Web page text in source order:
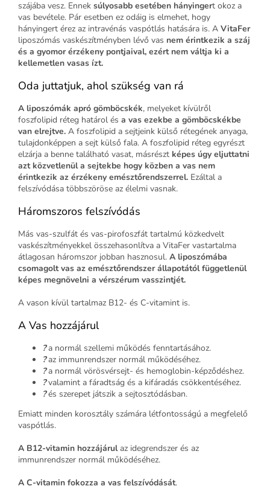
szájába vesz. Ennek súlyosabb esetében hányingert okoz a
vas bevétele. Pár esetben ez odáig is elmehet, hogy
hányingert érez az intravénás vaspótlás hatására is. A VitaFer
liposzómás vaskészítményben lévő vas nem érintkezik a száj
és a gyomor érzékeny pontjaival, ezért nem váltja ki a
kellemetlen vasas ízt.
Oda juttatjuk, ahol szükség van rá
A liposzómák apró gömböcskék, melyeket kívülről
foszfolipid réteg határol és a vas ezekbe a gömböcskékbe
van elrejtve. A foszfolipid a sejtjeink külső rétegének anyaga,
tulajdonképpen a sejt külső fala. A foszfolipid réteg egyrészt
elzárja a benne található vasat, másrészt képes úgy eljuttatni
azt közvetlenül a sejtekbe hogy közben a vas nem
érintkezik az érzékeny emésztőrendszerrel. Ezáltal a
felszívódása többszöröse az élelmi vasnak.
Háromszoros felszívódás
Más vas-szulfát és vas-pirofoszfát tartalmú közkedvelt
vaskészítményekkel összehasonlítva a VitaFer vastartalma
átlagosan háromszor jobban hasznosul. A liposzómába
csomagolt vas az emésztőrendszer állapotától függetlenül
képes megnövelni a vérszérum vasszintjét.
A vason kívül tartalmaz B12- és C-vitamint is.
A Vas hozzájárul
?a normál szellemi működés fenntartásához.
?az immunrendszer normál működéséhez.
?a normál vörösvérsejt- és hemoglobin-képződéshez.
?valamint a fáradtság és a kifáradás csökkentéséhez.
?és szerepet játszik a sejtosztódásban.
Emiatt minden korosztály számára létfontosságú a megfelelő
vaspótlás.
A B12-vitamin hozzájárulaz idegrendszer és az
immunrendszer normál működéséhez.
A C-vitamin fokozza a vas felszívódását.